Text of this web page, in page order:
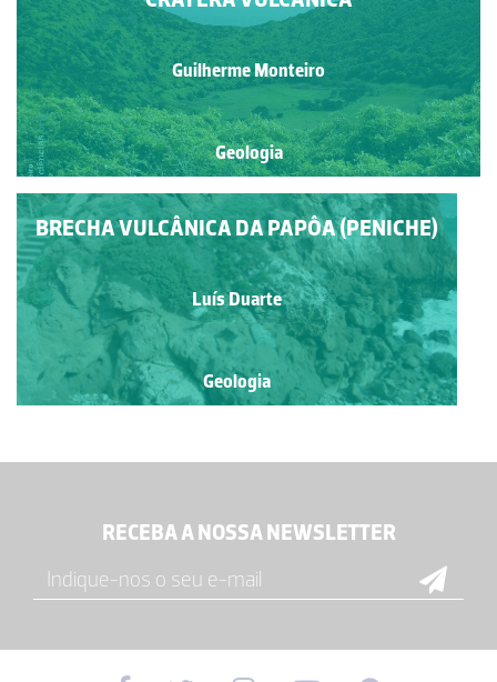
Guilherme Monteiro
Geologia
BRECHA VULCÂNICA DA PAPÔA (PENICHE)
Luís Duarte
Geologia
RECEBA A NOSSA NEWSLETTER